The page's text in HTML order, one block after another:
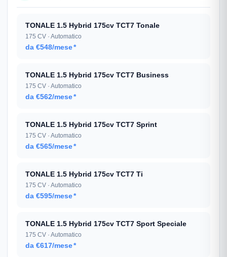
TONALE 1.5 Hybrid 175cv TCT7 Tonale
175 CV · Automatico
da €548/mese*
TONALE 1.5 Hybrid 175cv TCT7 Business
175 CV · Automatico
da €562/mese*
TONALE 1.5 Hybrid 175cv TCT7 Sprint
175 CV · Automatico
da €565/mese*
TONALE 1.5 Hybrid 175cv TCT7 Ti
175 CV · Automatico
da €595/mese*
TONALE 1.5 Hybrid 175cv TCT7 Sport Speciale
175 CV · Automatico
da €617/mese*